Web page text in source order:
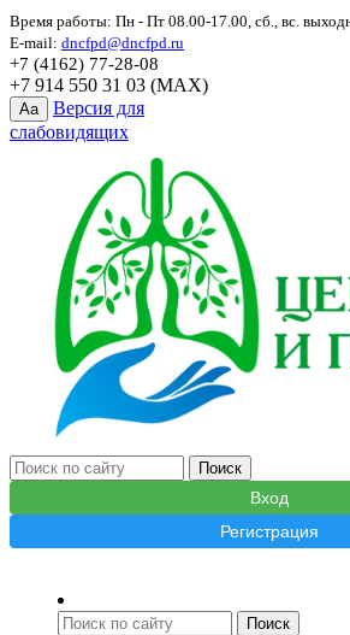
Время работы: Пн - Пт 08.00-17.00, сб., вс.
E-mail: dncfpd@dncfpd.ru
+7 (4162) 77-28-08
+7 914 550 31 03 (MAX)
Aa
Версия для
слабовидящих
Вход
Регистрация